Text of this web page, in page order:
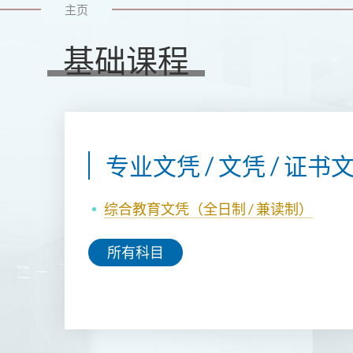
主页
基础课程
专业文凭 / 文凭 / 证书
综合教育文凭（全日制 / 兼读制 ）
所有科目